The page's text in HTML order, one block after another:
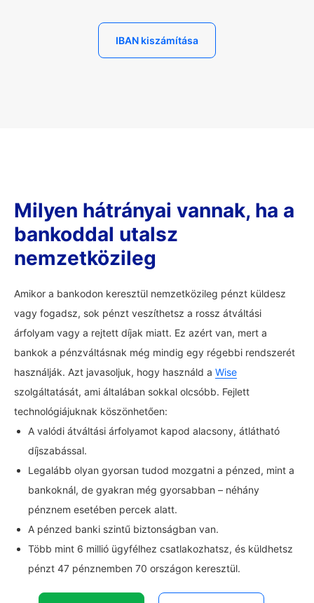
IBAN kiszámítása
Milyen hátrányai vannak, ha a
bankoddal utalsz
nemzetközileg
Amikor a bankodon keresztül nemzetközileg pénzt küldesz
vagy fogadsz, sok pénzt veszíthetsz a rossz átváltási
árfolyam vagy a rejtett díjak miatt. Ez azért van, mert a
bankok a pénzváltásnak még mindig egy régebbi rendszerét
használják. Azt javasoljuk, hogy használd a Wise
szolgáltatását, ami általában sokkal olcsóbb. Fejlett
technológiájuknak köszönhetően:
A valódi átváltási árfolyamot kapod alacsony, átlátható
díjszabással.
Legalább olyan gyorsan tudod mozgatni a pénzed, mint a
bankoknál, de gyakran még gyorsabban – néhány
pénznem esetében percek alatt.
A pénzed banki szintű biztonságban van.
Több mint 6 millió ügyfélhez csatlakozhatsz, és küldhetsz
pénzt 47 pénznemben 70 országon keresztül.